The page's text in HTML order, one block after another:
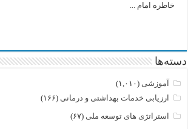
خاطره امام ...
دسته‌ها
آموزشی (۱,۰۱۰)
ارزیابی خدمات بهداشتی و درمانی (۱۶۶)
استراتژی های توسعه ملی (۶۷)